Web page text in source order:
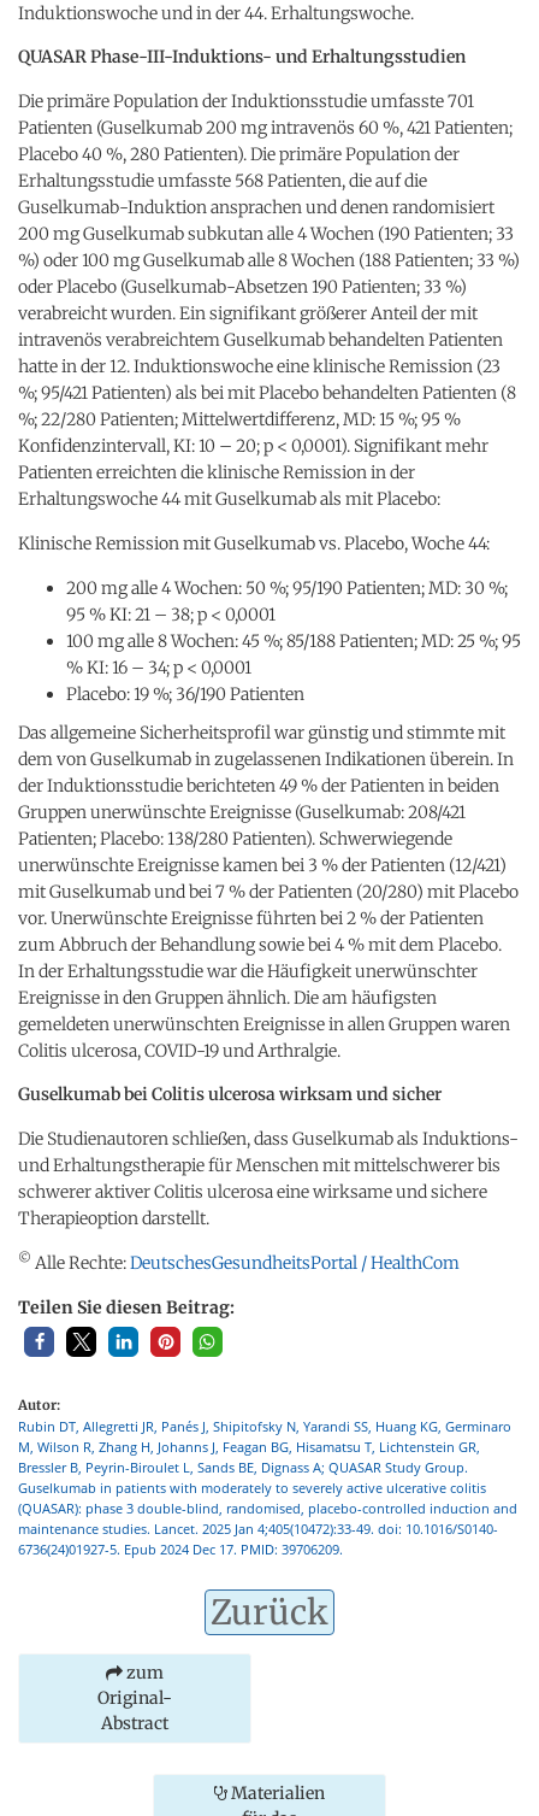
Induktionswoche und in der 44. Erhaltungswoche.
QUASAR Phase-III-Induktions- und Erhaltungsstudien
Die primäre Population der Induktionsstudie umfasste 701
Patienten (Guselkumab 200 mg intravenös 60 %, 421 Patienten;
Placebo 40 %, 280 Patienten). Die primäre Population der
Erhaltungsstudie umfasste 568 Patienten, die auf die
Guselkumab-Induktion ansprachen und denen randomisiert
200 mg Guselkumab subkutan alle 4 Wochen (190 Patienten; 33
%) oder 100 mg Guselkumab alle 8 Wochen (188 Patienten; 33 %)
oder Placebo (Guselkumab-Absetzen 190 Patienten; 33 %)
verabreicht wurden. Ein signifikant größerer Anteil der mit
intravenös verabreichtem Guselkumab behandelten Patienten
hatte in der 12. Induktionswoche eine klinische Remission (23
%; 95/421 Patienten) als bei mit Placebo behandelten Patienten (8
%; 22/280 Patienten; Mittelwertdifferenz, MD: 15 %; 95 %
Konfidenzintervall, KI: 10 – 20; p < 0,0001). Signifikant mehr
Patienten erreichten die klinische Remission in der
Erhaltungswoche 44 mit Guselkumab als mit Placebo:
Klinische Remission mit Guselkumab vs. Placebo, Woche 44:
200 mg alle 4 Wochen: 50 %; 95/190 Patienten; MD: 30 %;
95 % KI: 21 – 38; p < 0,0001
100 mg alle 8 Wochen: 45 %; 85/188 Patienten; MD: 25 %; 95
% KI: 16 – 34; p < 0,0001
Placebo: 19 %; 36/190 Patienten
Das allgemeine Sicherheitsprofil war günstig und stimmte mit
dem von Guselkumab in zugelassenen Indikationen überein. In
der Induktionsstudie berichteten 49 % der Patienten in beiden
Gruppen unerwünschte Ereignisse (Guselkumab: 208/421
Patienten; Placebo: 138/280 Patienten). Schwerwiegende
unerwünschte Ereignisse kamen bei 3 % der Patienten (12/421)
mit Guselkumab und bei 7 % der Patienten (20/280) mit Placebo
vor. Unerwünschte Ereignisse führten bei 2 % der Patienten
zum Abbruch der Behandlung sowie bei 4 % mit dem Placebo.
In der Erhaltungsstudie war die Häufigkeit unerwünschter
Ereignisse in den Gruppen ähnlich. Die am häufigsten
gemeldeten unerwünschten Ereignisse in allen Gruppen waren
Colitis ulcerosa, COVID-19 und Arthralgie.
Guselkumab bei Colitis ulcerosa wirksam und sicher
Die Studienautoren schließen, dass Guselkumab als Induktions-
und Erhaltungstherapie für Menschen mit mittelschwerer bis
schwerer aktiver Colitis ulcerosa eine wirksame und sichere
Therapieoption darstellt.
© Alle Rechte:DeutschesGesundheitsPortal / HealthCom
Teilen Sie diesen Beitrag:
Autor:
Rubin DT, Allegretti JR, Panés J, Shipitofsky N, Yarandi SS, Huang KG, Germinaro
M, Wilson R, Zhang H, Johanns J, Feagan BG, Hisamatsu T, Lichtenstein GR,
Bressler B, Peyrin-Biroulet L, Sands BE, Dignass A; QUASAR Study Group.
Guselkumab in patients with moderately to severely active ulcerative colitis
(QUASAR): phase 3 double-blind, randomised, placebo-controlled induction and
maintenance studies. Lancet. 2025 Jan 4;405(10472):33-49. doi: 10.1016/S0140-
6736(24)01927-5. Epub 2024 Dec 17. PMID: 39706209.
Zurück
zum
Original-
Abstract
Materialien